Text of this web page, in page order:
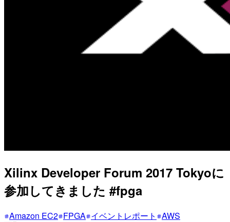
Xilinx Developer Forum 2017 Tokyoに
参加してきました #fpga
Amazon EC2 FPGA イベントレポート
AWS